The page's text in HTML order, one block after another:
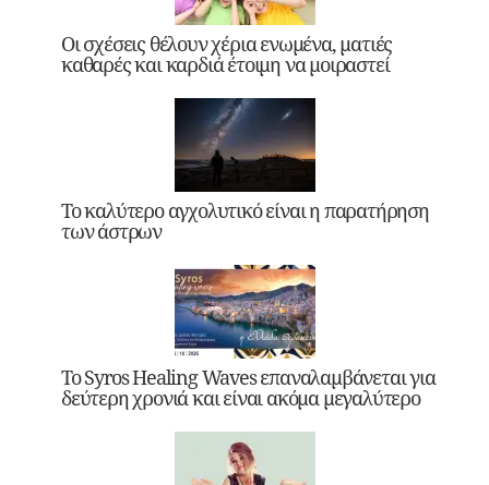
Οι σχέσεις θέλουν χέρια ενωμένα, ματιές
καθαρές και καρδιά έτοιμη να μοιραστεί
Το καλύτερο αγχολυτικό είναι η παρατήρηση
των άστρων
Το Syros Healing Waves επαναλαμβάνεται για
δεύτερη χρονιά και είναι ακόμα μεγαλύτερο